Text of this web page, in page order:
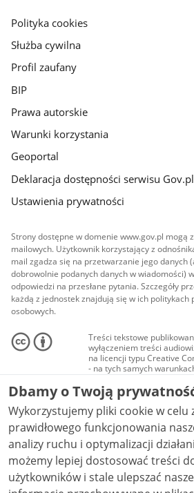
gov.pl
Polityka cookies
Służba cywilna
Profil zaufany
BIP
Prawa autorskie
Warunki korzystania
Geoportal
Deklaracja dostępności serwisu Gov.pl
Ustawienia prywatności
Strony dostępne w domenie www.gov.pl mogą
mailowych. Użytkownik korzystający z
mail zgadza się na przetwarzanie jego danych
dobrowolnie podanych danych w wiadomości)
odpowiedzi na przesłane pytania. Szczegóły
każdą z jednostek znajdują się w ich
osobowych.
Treści tekstowe
wyłączeniem treści
na licencji typu Creative
- na tych samych
Materiały audiowizualne,
audio i wideo, są
Creative Commons:
niekomercyjne - bez
NC-ND 4.0), o ile nie jest to
Dbamy o Twoją
Wykorzystujemy pliki cookie w celu
prawidłowego funkcjonowania
analizy ruchu i optymalizacji działania
możemy lepiej dostosować treści
użytkowników i stale ulepszać nasze usługi.